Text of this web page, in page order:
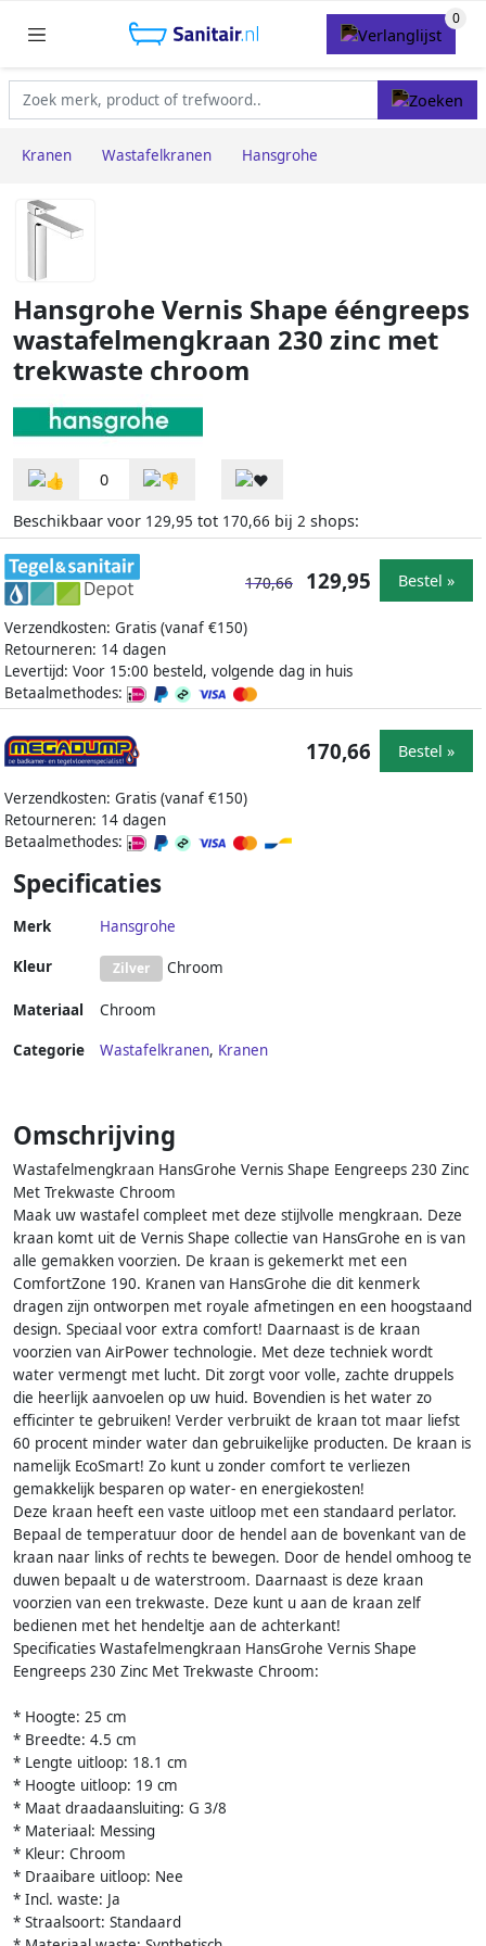
Kranen Wastafelkranen Hansgrohe
Hansgrohe Vernis Shape ééngreeps
wastafelmengkraan 230 zinc met
trekwaste chroom
0
Beschikbaar voor 129,95 tot 170,66 bij 2 shops:
Verzendkosten: Gratis (vanaf €150)
Retourneren: 14 dagen
Levertijd: Voor 15:00 besteld, volgende dag in huis
Betaalmethodes:
170,66 129,95 Bestel »
Verzendkosten: Gratis (vanaf €150)
Retourneren: 14 dagen
Betaalmethodes:
170,66 Bestel »
Specificaties
Merk Hansgrohe
Kleur Zilver Chroom
Materiaal Chroom
Categorie Wastafelkranen, Kranen
Omschrijving
Wastafelmengkraan HansGrohe Vernis Shape Eengreeps 230 Zinc
Met Trekwaste Chroom
Maak uw wastafel compleet met deze stijlvolle mengkraan. Deze
kraan komt uit de Vernis Shape collectie van HansGrohe en is van
alle gemakken voorzien. De kraan is gekemerkt met een
ComfortZone 190. Kranen van HansGrohe die dit kenmerk
dragen zijn ontworpen met royale afmetingen en een hoogstaand
design. Speciaal voor extra comfort! Daarnaast is de kraan
voorzien van AirPower technologie. Met deze techniek wordt
water vermengt met lucht. Dit zorgt voor volle, zachte druppels
die heerlijk aanvoelen op uw huid. Bovendien is het water zo
efficinter te gebruiken! Verder verbruikt de kraan tot maar liefst
60 procent minder water dan gebruikelijke producten. De kraan is
namelijk EcoSmart! Zo kunt u zonder comfort te verliezen
gemakkelijk besparen op water- en energiekosten!
Deze kraan heeft een vaste uitloop met een standaard perlator.
Bepaal de temperatuur door de hendel aan de bovenkant van de
kraan naar links of rechts te bewegen. Door de hendel omhoog te
duwen bepaalt u de waterstroom. Daarnaast is deze kraan
voorzien van een trekwaste. Deze kunt u aan de kraan zelf
bedienen met het hendeltje aan de achterkant!
Specificaties Wastafelmengkraan HansGrohe Vernis Shape
Eengreeps 230 Zinc Met Trekwaste Chroom:
* Hoogte: 25 cm
* Breedte: 4.5 cm
* Lengte uitloop: 18.1 cm
* Hoogte uitloop: 19 cm
* Maat draadaansluiting: G 3/8
* Materiaal: Messing
* Kleur: Chroom
* Draaibare uitloop: Nee
* Incl. waste: Ja
* Straalsoort: Standaard